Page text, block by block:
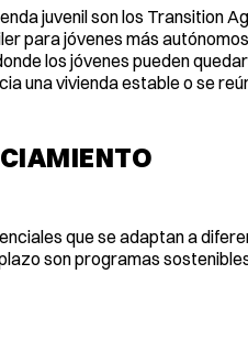
juvenil son los Transition
para jóvenes más
los jóvenes pueden
una vivienda estable o se
que se adaptan a
son programas